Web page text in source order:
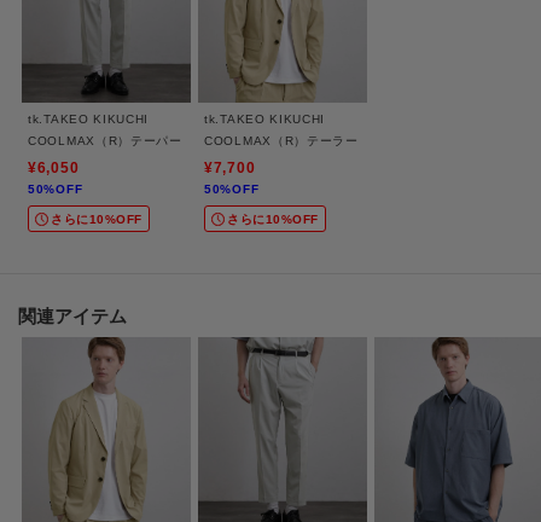
02サイズ（M）：165～175cm
04サイズ（XL）：175～185cm
※標準体型を基にした目安になります
【仕様】
・ポケット数：胸元×1
とストリートの自由な発想を取り入れ、日本独自のミックススタイルを提案
します。
【気になる商品はお気に入り登録をおススメ】
▼商品のお気に入り登録
完売しているカラーの再入荷通知や、ラスト1点、セールの通知をお知らせい
たします。
▼ブランドのお気に入り登録
tk.TAKEO KIKUCHI
COOLMAX（R）テーパードスラックス
¥6,050
50%OFF
さらに10%OFF
tk.TAKEO KIKUCHI
COOLMAX（R）テーラードジャケット
¥7,700
50%OFF
さらに10%OFF
関連アイテム